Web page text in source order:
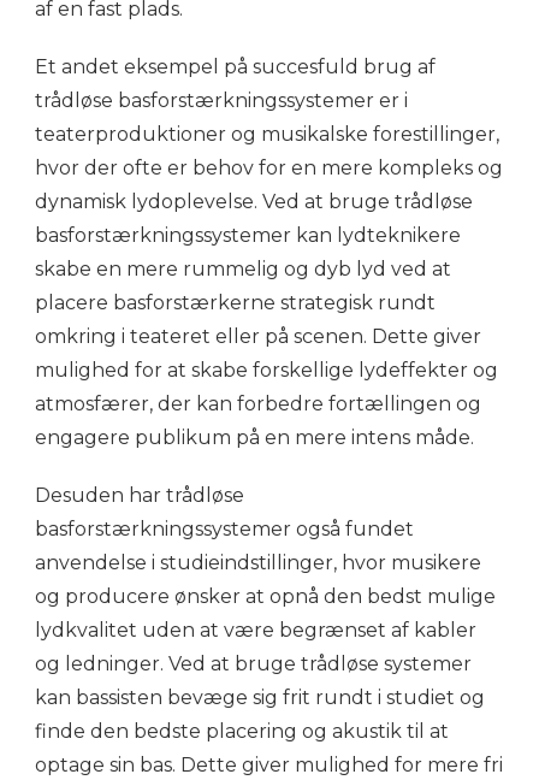
af en fast plads.
Et andet eksempel på succesfuld brug af
trådløse basforstærkningssystemer er i
teaterproduktioner og musikalske forestillinger,
hvor der ofte er behov for en mere kompleks og
dynamisk lydoplevelse. Ved at bruge trådløse
basforstærkningssystemer kan lydteknikere
skabe en mere rummelig og dyb lyd ved at
placere basforstærkerne strategisk rundt
omkring i teateret eller på scenen. Dette giver
mulighed for at skabe forskellige lydeffekter og
atmosfærer, der kan forbedre fortællingen og
engagere publikum på en mere intens måde.
Desuden har trådløse
basforstærkningssystemer også fundet
anvendelse i studieindstillinger, hvor musikere
og producere ønsker at opnå den bedst mulige
lydkvalitet uden at være begrænset af kabler
og ledninger. Ved at bruge trådløse systemer
kan bassisten bevæge sig frit rundt i studiet og
finde den bedste placering og akustik til at
optage sin bas. Dette giver mulighed for mere fri